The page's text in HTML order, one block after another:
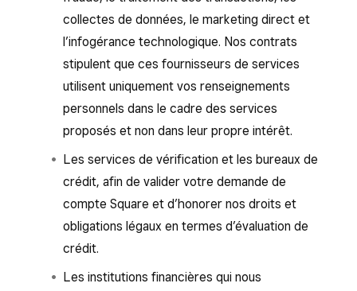
collectes de données, le marketing direct et
l’infogérance technologique. Nos contrats
stipulent que ces fournisseurs de services
utilisent uniquement vos renseignements
personnels dans le cadre des services
proposés et non dans leur propre intérêt.
Les services de vérification et les bureaux de
crédit, afin de valider votre demande de
compte Square et d’honorer nos droits et
obligations légaux en termes d’évaluation de
crédit.
Les institutions financières qui nous